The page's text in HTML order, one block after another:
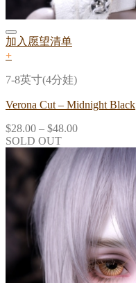
加入愿望清单
+
7-8英寸(4分娃)
Verona Cut – Midnight Black
$28.00 – $48.00
SOLD OUT